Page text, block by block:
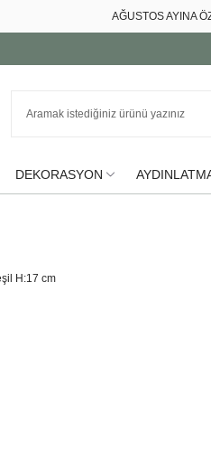
AĞUSTOS AYINA
DEKORASYON